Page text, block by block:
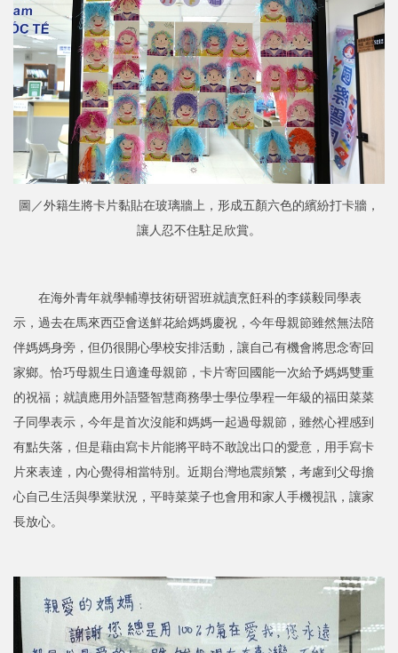
圖／外籍生將卡片黏貼在玻璃牆上，形成五顏六色的繽紛打卡牆，
讓人忍不住駐足欣賞。
在海外青年就學輔導技術研習班就讀烹飪科的李鍈毅同學表
示，過去在馬來西亞會送鮮花給媽媽慶祝，今年母親節雖然無法陪
伴媽媽身旁，但仍很開心學校安排活動，讓自己有機會將思念寄回
家鄉。恰巧母親生日適逢母親節，卡片寄回國能一次給予媽媽雙重
的祝福；就讀應用外語暨智慧商務學士學位學程一年級的福田菜菜
子同學表示，今年是首次沒能和媽媽一起過母親節，雖然心裡感到
有點失落，但是藉由寫卡片能將平時不敢說出口的愛意，用手寫卡
片來表達，內心覺得相當特別。近期台灣地震頻繁，考慮到父母擔
心自己生活與學業狀況，平時菜菜子也會用和家人手機視訊，讓家
長放心。